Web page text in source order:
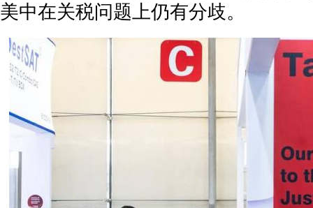
美中在关税问题上仍有分歧。